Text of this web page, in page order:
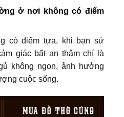
ở nơi không có điểm
có điểm tựa, khi bạn sử
giác bất an thậm chí là
không ngon, ảnh hưởng
cuộc sống.